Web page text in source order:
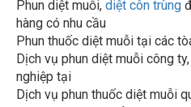
Phun thuốc diệt muỗi tại các
Dịch vụ phun diệt muỗi công ty,
nghiệp tại
Dịch vụ phun thuốc diệt muỗi
khách sạn, nhà nghỉ tại huyện
Dịch vụ phun diệt muỗi, diệt ổ